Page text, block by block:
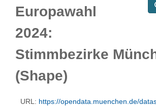
Europawahl
2024:
Stimmbezirke
(Shape)
URL: https://opendata.muenchen.de/dataset/9b645b5a-6c99-4a34-a442-29a0dab52d29/resource/fab80e14-8cf5-4ba4-a2cf-